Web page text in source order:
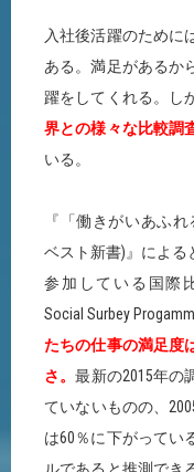
入社後活躍のために
ある。満足があるか
躍をしてくれる。し
界との様々な比較調
いる。
『「働きがいあふ
ベスト新書)』による
参加している国際
Social Surbey
たちの仕事の満足度
さ。最新の2015年の
ていないものの、
は60％に下がってい
ルであると推測でき